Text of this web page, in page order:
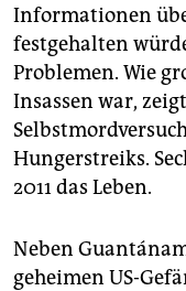
Informationen
festgehalten
Problemen. Wie
Insassen war,
Hungerstreiks.
2011 das Leben.
Neben
geheimen US-